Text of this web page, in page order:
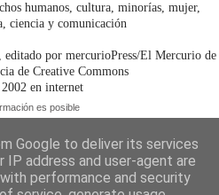
humanos, cultura, minorías, mujer,
ciencia y comunicación
por mercurioPress/El Mercurio de
de Creative Commons
en internet
es posible
Google to deliver its services
IP address and user-agent are
performance and security